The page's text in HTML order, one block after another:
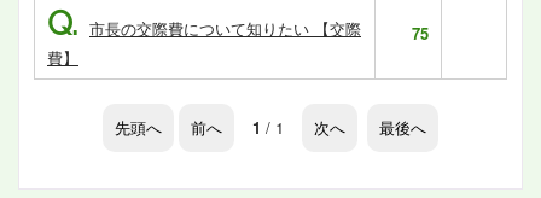
Q. 市長の交際費について知りたい 【交際
費】
75
先頭へ 前へ 1 / 1 次へ 最後へ